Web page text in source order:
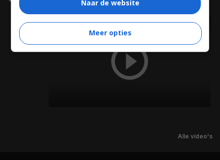
Alle video's
Naar de website
Meer opties